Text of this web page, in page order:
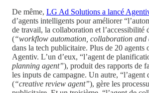
De même, LG Ad Solutions a lancé
d’agents intelligents pour améliorer
de travail, la collaboration et l’accessibilité
(“workflow automation, collaboration and
dans la tech publicitaire. Plus de 20 agents
Agentiv. L’un d’eux, “l’agent de
planning agent”), produit des rapports de
les inputs de campagne. Un autre, “l’agent
(“creative review agent”), gère les